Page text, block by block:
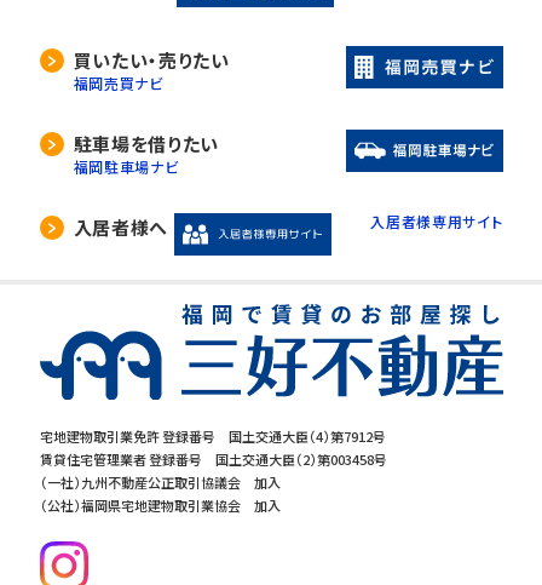
宅地建物取引業免許 登録番号 国土交通大臣（4）第7912号
賃貸住宅管理業者 登録番号 国土交通大臣（2）第003458号
（一社）九州不動産公正取引協議会 加入
（公社）福岡県宅地建物取引業協会 加入
買いたい・売りたい
福岡売買ナビ
駐車場を借りたい
福岡駐車場ナビ
入居者様へ 入居者様専用サイト